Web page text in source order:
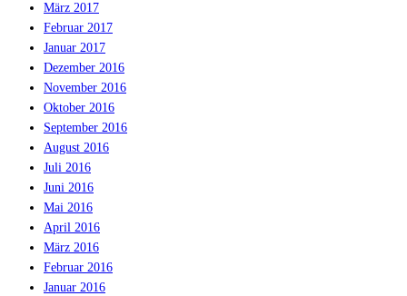
März 2017
Februar 2017
Januar 2017
Dezember 2016
November 2016
Oktober 2016
September 2016
August 2016
Juli 2016
Juni 2016
Mai 2016
April 2016
März 2016
Februar 2016
Januar 2016